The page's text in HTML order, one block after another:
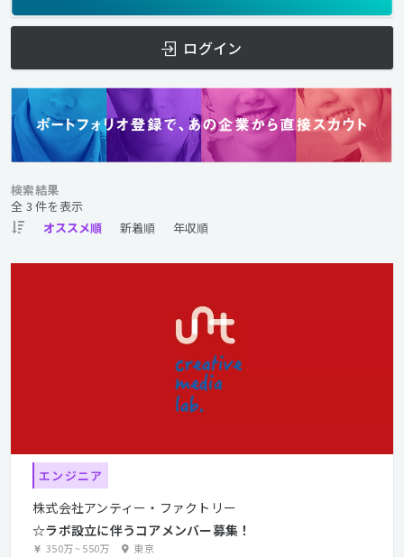
ログイン
検索結果
全 3 件を表示
エンジニア
株式会社アンティー・ファクトリー
☆ラボ設立に伴うコアメンバー募集！
350万~550万 東京